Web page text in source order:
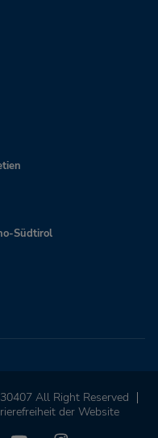
Südtirol
All Right Reserved
der Website